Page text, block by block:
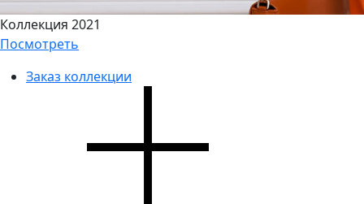
Коллекция 2021
Посмотреть
Заказ коллекции